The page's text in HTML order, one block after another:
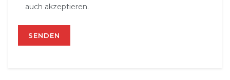
auch akzeptieren.